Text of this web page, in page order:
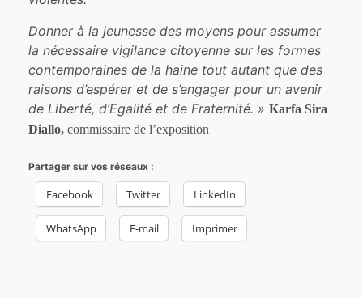
Donner à la jeunesse des moyens pour assumer
la nécessaire vigilance citoyenne sur les formes
contemporaines de la haine tout autant que des
raisons d’espérer et de s’engager pour un avenir
de Liberté, d’Egalité et de Fraternité. » Karfa Sira
Diallo,commissaire de l’exposition
Partager sur vos réseaux :
Facebook Twitter LinkedIn
WhatsApp E-mail Imprimer